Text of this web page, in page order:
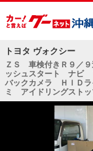
トヨタ ヴォクシー
ＺＳ 車検付きＲ９／
ッシュスタート ナビ
バックカメラ ＨＩＤ
ミ アイドリングストッ